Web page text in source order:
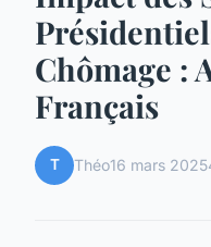
Chômage :
Français
T Théo16 mars 2025